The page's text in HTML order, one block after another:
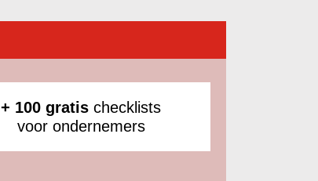
+ 100 gratis checklists
voor ondernemers